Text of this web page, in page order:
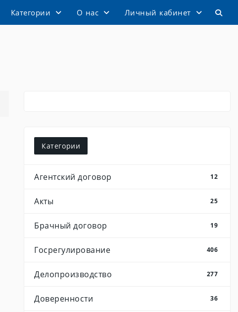
Категории О нас Личный кабинет
Категории
Агентский договор 12
Акты 25
Брачный договор 19
Госрегулирование 406
Делопроизводство 277
Доверенности 36